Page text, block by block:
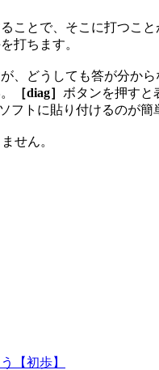
ことで、そこに打つこ
打ちます。
、どうしても答が分か
［diag］ ボタンを押すと
フトに貼り付けるのが簡
せん。
【初歩】